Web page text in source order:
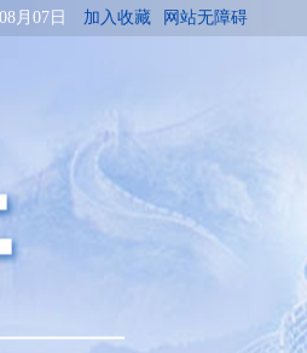
月07日 加入收藏 网站无障碍